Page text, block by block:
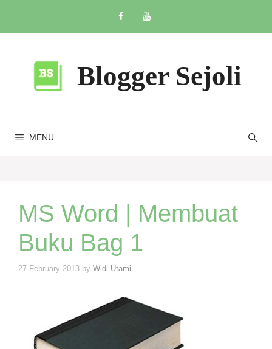
content
Blogger Sejoli
MENU
MS Word | Membuat
Buku Bag 1
27 February 2013 by Widi Utami